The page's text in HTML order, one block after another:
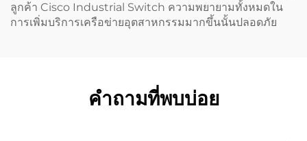
ลูกค้า Cisco Industrial Switch ความพยายามทั้งหมดใน
การเพิ่มบริการเครือข่ายอุตสาหกรรมมากขึ้นนั้นปลอดภัย
คำถามที่พบบ่อย